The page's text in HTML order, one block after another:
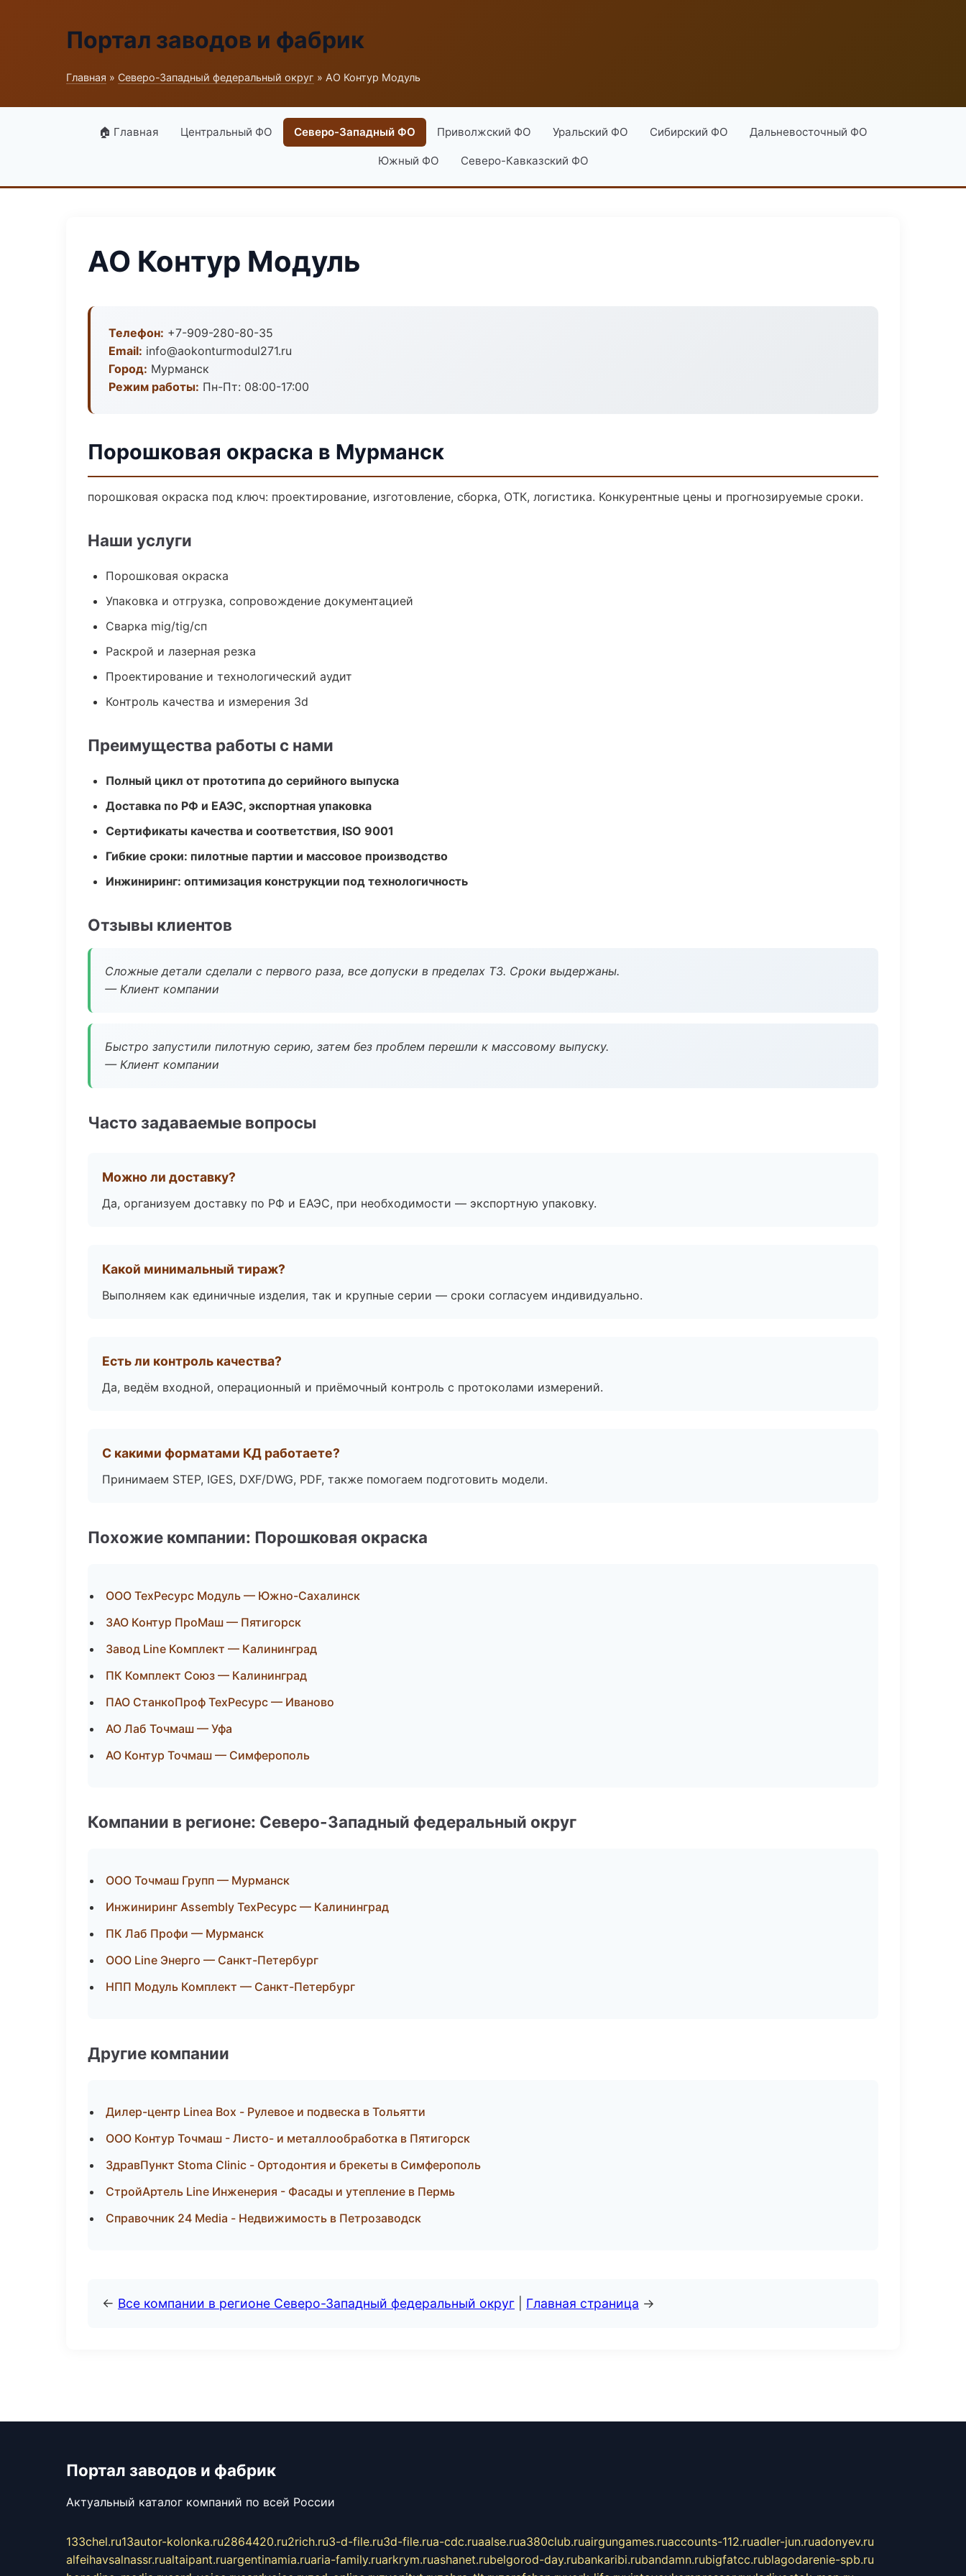
Портал заводов и фабрик
Главная » Северо-Западный федеральный округ » АО Контур Модуль
🏠 Главная Центральный ФО Северо-Западный ФО Приволжский ФО Уральский ФО Сибирский ФО Дальневосточный ФО
Южный ФО Северо-Кавказский ФО
АО Контур Модуль
Телефон: +7-909-280-80-35
Email: info@aokonturmodul271.ru
Город: Мурманск
Режим работы: Пн-Пт: 08:00-17:00
Порошковая окраска в Мурманск
порошковая окраска под ключ: проектирование, изготовление, сборка, ОТК, логистика. Конкурентные цены и прогнозируемые сроки.
Наши услуги
Порошковая окраска
Упаковка и отгрузка, сопровождение документацией
Сварка mig/tig/сп
Раскрой и лазерная резка
Проектирование и технологический аудит
Контроль качества и измерения 3d
Преимущества работы с нами
Полный цикл от прототипа до серийного выпуска
Доставка по РФ и ЕАЭС, экспортная упаковка
Сертификаты качества и соответствия, ISO 9001
Гибкие сроки: пилотные партии и массовое производство
Инжиниринг: оптимизация конструкции под технологичность
Отзывы клиентов
Сложные детали сделали с первого раза, все допуски в пределах ТЗ. Сроки выдержаны.
— Клиент компании
Быстро запустили пилотную серию, затем без проблем перешли к массовому выпуску.
— Клиент компании
Часто задаваемые вопросы
Можно ли доставку?
Да, организуем доставку по РФ и ЕАЭС, при необходимости — экспортную упаковку.
Какой минимальный тираж?
Выполняем как единичные изделия, так и крупные серии — сроки согласуем индивидуально.
Есть ли контроль качества?
Да, ведём входной, операционный и приёмочный контроль с протоколами измерений.
С какими форматами КД работаете?
Принимаем STEP, IGES, DXF/DWG, PDF, также помогаем подготовить модели.
Похожие компании: Порошковая окраска
ООО ТехРесурс Модуль — Южно-Сахалинск
ЗАО Контур ПроМаш — Пятигорск
Завод Line Комплект — Калининград
ПК Комплект Союз — Калининград
ПАО СтанкоПроф ТехРесурс — Иваново
АО Лаб Точмаш — Уфа
АО Контур Точмаш — Симферополь
Компании в регионе: Северо-Западный федеральный округ
ООО Точмаш Групп — Мурманск
Инжиниринг Assembly ТехРесурс — Калининград
ПК Лаб Профи — Мурманск
ООО Line Энерго — Санкт-Петербург
НПП Модуль Комплект — Санкт-Петербург
Другие компании
Дилер-центр Linea Box - Рулевое и подвеска в Тольятти
ООО Контур Точмаш - Листо- и металлообработка в Пятигорск
ЗдравПункт Stoma Clinic - Ортодонтия и брекеты в Симферополь
СтройАртель Line Инженерия - Фасады и утепление в Пермь
Справочник 24 Media - Недвижимость в Петрозаводск
← Все компании в регионе Северо-Западный федеральный округ Главная страница →
Портал заводов и фабрик
Актуальный каталог компаний по всей России
133chel.ru13autor-kolonka.ru2864420.ru2rich.ru3-d-file.ru3d-file.rua-cdc.ruaalse.rua380club.ruairgungames.ruaccounts-112.ruadler-jun.ruadonyev.ru
alfeihavsalnassr.rualtaipant.ruargentinamia.ruaria-family.ruarkrym.ruashanet.rubelgorod-day.rubankaribi.rubandamn.rubigfatcc.rublagodarenie-spb.ru